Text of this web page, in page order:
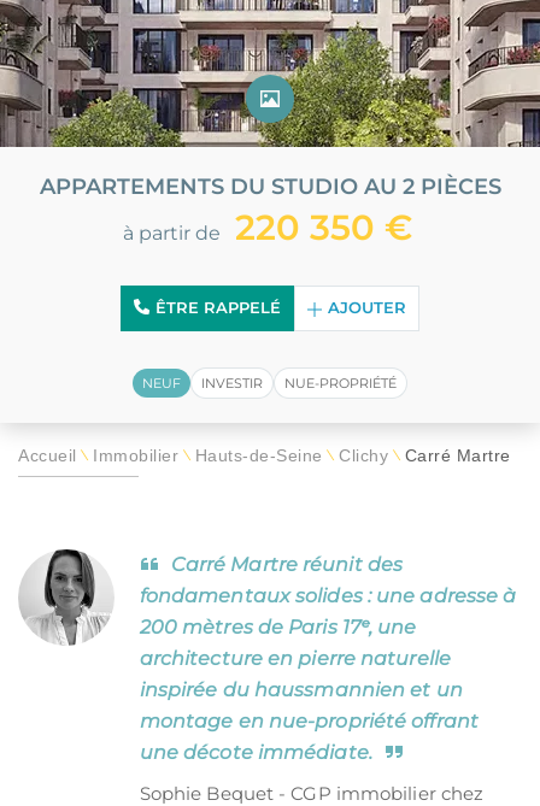
APPARTEMENTS DU STUDIO AU 2 PIÈCES
à partir de 220 350 €
ÊTRE RAPPELÉ AJOUTER
NEUF INVESTIR NUE-PROPRIÉTÉ
Accueil \ Immobilier \ Hauts-de-Seine \ Clichy \ Carré Martre
Carré Martre réunit des
fondamentaux solides : une adresse à
200 mètres de Paris 17ᵉ, une
architecture en pierre naturelle
inspirée du haussmannien et un
montage en nue-propriété offrant
une décote immédiate.
Sophie Bequet - CGP immobilier chez